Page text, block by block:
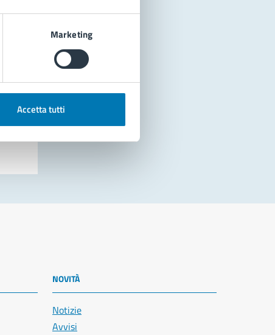
Marketing
Accetta tutti
NOVITÀ
Notizie
Avvisi